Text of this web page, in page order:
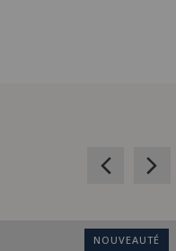
NOUVEAUTÉ